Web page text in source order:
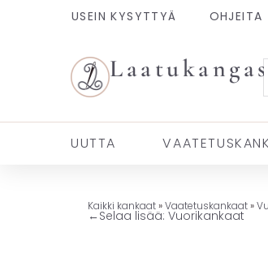
USEIN KYSYTTYÄ OHJEITA
UUTTA
Kaikki kankaat»Vaatetuskankaat»
←Selaa lisää: Vuorikankaat